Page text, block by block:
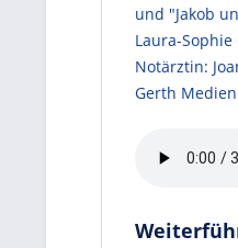
und "Jakob
Laura-
Notärztin:
Gerth Medien